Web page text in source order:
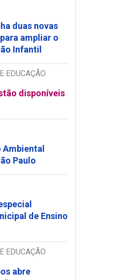
duas novas
ampliar o
Infantil
EDUCAÇÃO
disponíveis
Paulo
de Ensino
EDUCAÇÃO
abre